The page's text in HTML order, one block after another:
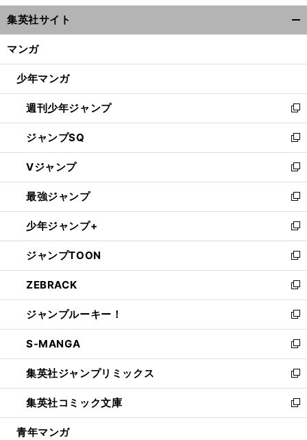
ウ
ィ
ン
ウ
開
く
集英社サイト
マンガ
少年マンガ
週刊少年ジャンプ
新
し
い
ウ
ィ
ン
ド
ウ
で
開
く
ジャンプSQ
新
し
い
ウ
ィ
ン
ド
ウ
で
開
く
Vジャンプ
新
し
い
ウ
ィ
ン
ド
ウ
で
開
く
最強ジャンプ
新
し
い
ウ
ィ
ン
ド
ウ
で
開
く
少年ジャンプ+
新
し
い
ウ
ィ
ン
ド
ウ
で
開
く
ジャンプTOON
新
し
い
ウ
ィ
ン
ド
ウ
で
開
く
ZEBRACK
新
し
い
ウ
ィ
ン
ド
ウ
で
開
ジャンプルーキー！
新
し
い
ウ
ィ
ン
ド
ウ
S-MANGA
新
し
い
ウ
ィ
ン
集英社ジャンプリミックス
新
し
い
ウ
集英社コミック文庫
新
し
青年マンガ